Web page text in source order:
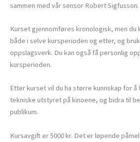
sammen med vår sensor Robert Sigfusson.
Kurset gjennomføres kronologisk, men du
både i selve kursperioden og etter, og
oppslagsverk. Du kan også få personlig
kursperioden.
Etter kurset vil du ha større kunnskap for
tekniske utstyret på kinoene, og bidra til
publikum.
Kursavgift er 5000 kr. Det er løpende